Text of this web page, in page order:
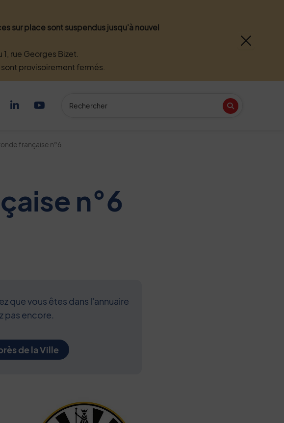
sur place sont suspendus jusqu'à nouvel
rue Georges Bizet.
provisoirement fermés.
LinkedinYoutube
Recherche
française n°6
n°6
de partage
que vous êtes dans l'annuaire
pas encore.
de la Ville